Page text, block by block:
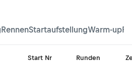
RennenStartaufstellungWarm-up
Start Nr Runden